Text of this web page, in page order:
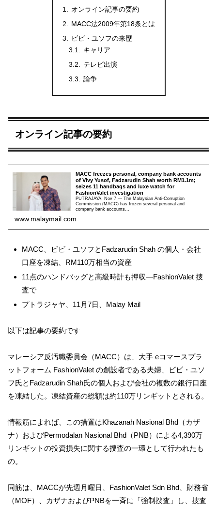
オンライン記事の要約
MACC法2009年第18条とは
ビビ・ユソフの来歴
キャリア
テレビ出演
論争
オンライン記事の要約
MACC freezes personal, company bank accounts
of Vivy Yusof, Fadzarudin Shah worth RM1.1m;
seizes 11 handbags and luxe watch for
FashionValet investigation
PUTRAJAYA, Nov 7 — The Malaysian Anti-Corruption
Commission (MACC) has frozen several personal and
company bank accounts...
www.malaymail.com
MACC、ビビ・ユソフとFadzarudin Shah の個人・会社
口座を凍結、RM110万相当の資産
11点のハンドバッグと高級時計も押収—FashionValet 捜
査で
プトラジャヤ、11月7日、Malay Mail
以下は記事の要約です
マレーシア反汚職委員会（MACC）は、大手 eコマースプラ
ットフォーム FashionValet の創設者である夫婦、ビビ・ユソ
フ氏とFadzarudin Shah氏の個人および会社の複数の銀行口座
を凍結した。凍結資産の総額は約110万リンギットとされる。
情報筋によれば、この措置はKhazanah Nasional Bhd（カザ
ナ）およびPermodalan Nasional Bhd（PNB）による4,390万
リンギットの投資損失に関する捜査の一環として行われたも
の。
同筋は、MACCが先週月曜日、FashionValet Sdn Bhd、財務省
（MOF）、カザナおよびPNBを一斉に「強制捜査」し、捜査